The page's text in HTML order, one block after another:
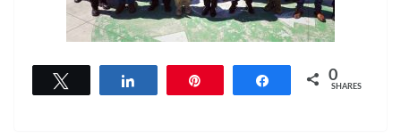
Share 0
SHARES